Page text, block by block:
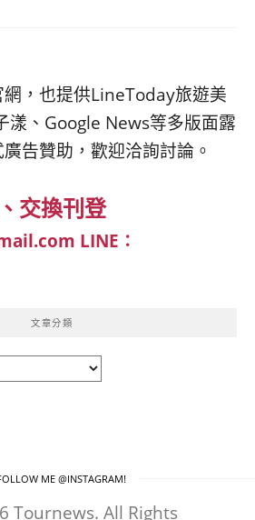
，也提供LineToday旅遊美
漾、Google News等多版面露
告贊助，歡迎洽詢討論。
交換刊登
LINE：
文章分類
ME @INSTAGRAM!
Tournews. All Rights